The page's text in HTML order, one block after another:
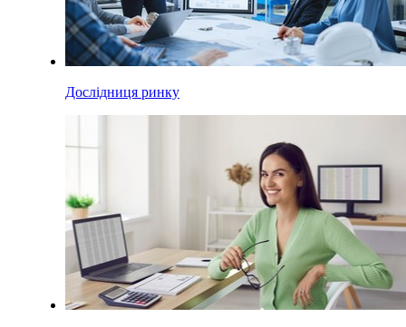
Дослідниця ринку